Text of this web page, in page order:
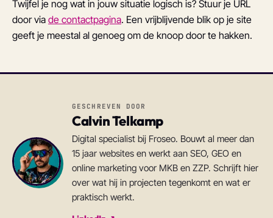
Twijfel je nog wat in jouw situatie logisch is? Stuur je URL
door via de contactpagina. Een vrijblijvende blik op je site
geeft je meestal al genoeg om de knoop door te hakken.
GESCHREVEN DOOR
Calvin Telkamp
Digital specialist bij Froseo. Bouwt al meer dan
15 jaar websites en werkt aan SEO, GEO en
online marketing voor MKB en ZZP. Schrijft hier
over wat hij in projecten tegenkomt en wat er
praktisch werkt.